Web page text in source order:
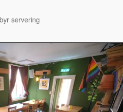
servering